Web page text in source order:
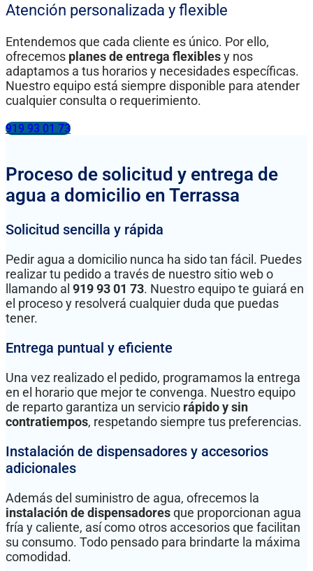
Atención personalizada y flexible
Entendemos que cada cliente es único. Por ello,
ofrecemos planes de entrega flexiblesy nos
adaptamos a tus horarios y necesidades específicas.
Nuestro equipo está siempre disponible para atender
cualquier consulta o requerimiento.
919 93 01 73
Proceso de solicitud y entrega de
agua a domicilio en Terrassa
Solicitud sencilla y rápida
Pedir agua a domicilio nunca ha sido tan fácil. Puedes
realizar tu pedido a través de nuestro sitio web o
llamando al 919 93 01 73. Nuestro equipo te guiará en
el proceso y resolverá cualquier duda que puedas
tener.
Entrega puntual y eficiente
Una vez realizado el pedido, programamos la entrega
en el horario que mejor te convenga. Nuestro equipo
de reparto garantiza un servicio rápido y sin
contratiempos, respetando siempre tus preferencias.
Instalación de dispensadores y accesorios
adicionales
Además del suministro de agua, ofrecemos la
instalación de dispensadoresque proporcionan agua
fría y caliente, así como otros accesorios que facilitan
su consumo. Todo pensado para brindarte la máxima
comodidad.